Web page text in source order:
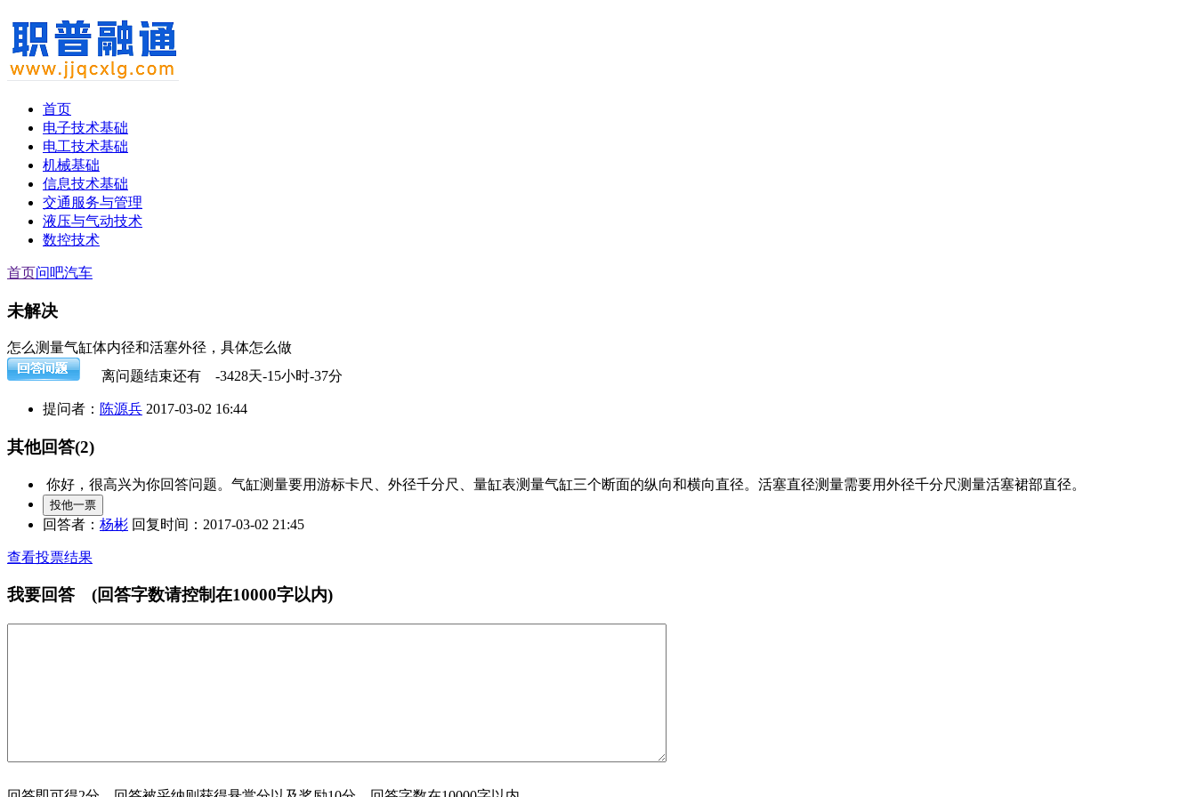
首页
电子技术基础
电工技术基础
机械基础
信息技术基础
交通服务与管理
液压与气动技术
数控技术
首页问吧汽车
未解决
怎么测量气缸体内径和活塞外径，具体怎么做
离问题结束还有 -3428天-15小时-37分
提问者： 陈源兵 2017-03-02 16:44
其他回答(2)
你好，很高兴为你回答问题。气缸测量要用游标卡尺、外径千分尺、量缸表测量气缸三个断面的纵向和横向直径。活塞直径测量需要用外径千分尺测量活塞裙部直径。
回答者： 杨彬 回复时间：2017-03-02 21:45
查看投票结果
我要回答 (回答字数请控制在10000字以内)